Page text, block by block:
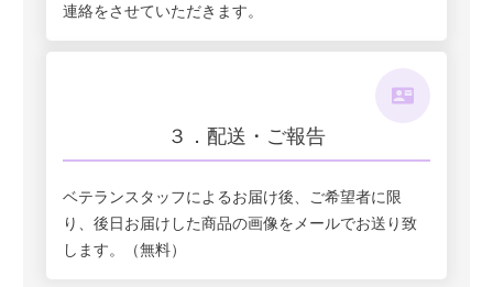
連絡をさせていただきます。
３．配送・ご報告
ベテランスタッフによるお届け後、ご希望者に限
り、後日お届けした商品の画像をメールでお送り致
します。（無料）